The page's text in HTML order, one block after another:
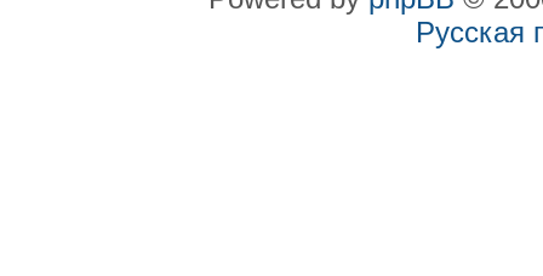
Русская